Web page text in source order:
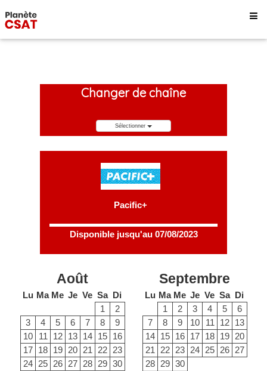
Changer de chaîne
Sélectionner
Pacific+
Disponible jusqu'au 07/08/2023
Août
Lu Ma Me Je Ve Sa Di
1
2
3
4 5 6 7 8
9
10
11 12 13 14 15 16
17 18 19 20 21 22 23
24 25 26 27 28 29 30
Septembre
Lu Ma Me Je Ve Sa Di
1
2 3 4 5
6
7
8 9 10 11 12 13
14 15 16 17 18 19 20
21
22 23 24 25 26 27
28 29 30